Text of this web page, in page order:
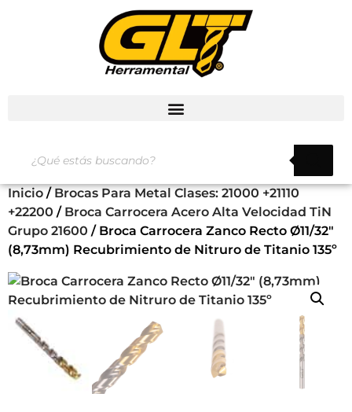
Inicio / Brocas Para Metal Clases: 21000 +21110
+22200 / Broca Carrocera Acero Alta Velocidad TiN
Grupo 21600 / Broca Carrocera Zanco Recto Ø11/32″
(8,73mm) Recubrimiento de Nitruro de Titanio 135º